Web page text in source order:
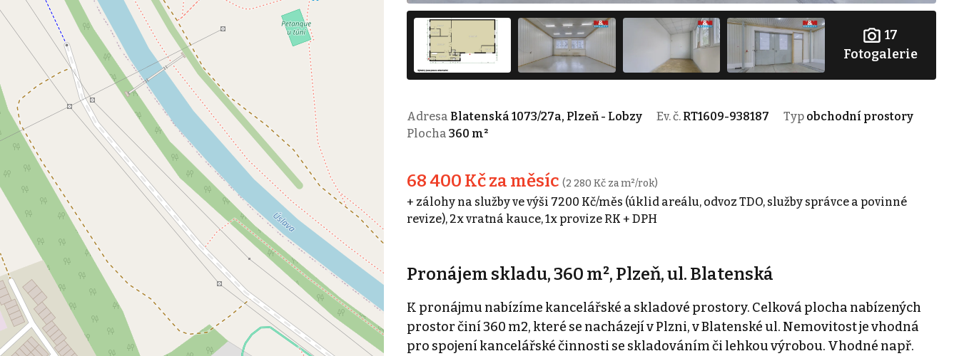
17
Fotogalerie
Adresa Blatenská 1073/27a, Plzeň - Lobzy Ev. č. RT1609-938187 Typ obchodní prostory
Plocha 360 m²
68 400 Kč za měsíc (2 280 Kč za m²/rok)
+ zálohy na služby ve výši 7200 Kč/měs (úklid areálu, odvoz TDO, služby správce a povinné
revize), 2x vratná kauce, 1x provize RK + DPH
Pronájem skladu, 360 m², Plzeň, ul. Blatenská
K pronájmu nabízíme kancelářské a skladové prostory. Celková plocha nabízených
prostor činí 360 m2, které se nacházejí v Plzni, v Blatenské ul. Nemovitost je vhodná
pro spojení kancelářské činnosti se skladováním či lehkou výrobou. Vhodné např.